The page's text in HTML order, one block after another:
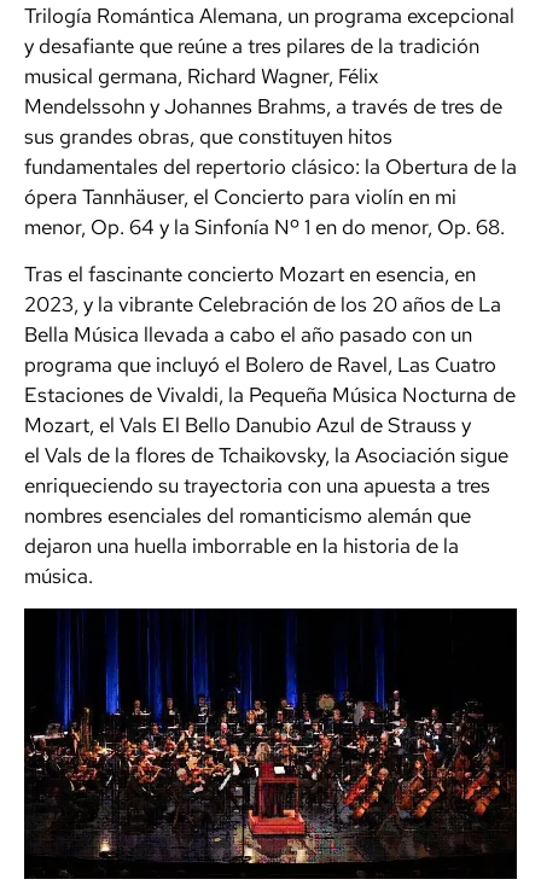
Trilogía Romántica Alemana, un programa excepcional
y desafiante que reúne a tres pilares de la tradición
musical germana, Richard Wagner, Félix
Mendelssohn y Johannes Brahms, a través de tres de
sus grandes obras, que constituyen hitos
fundamentales del repertorio clásico: la Obertura de la
ópera Tannhäuser, el Concierto para violín en mi
menor, Op. 64 y la Sinfonía Nº 1 en do menor, Op. 68.
Tras el fascinante concierto Mozart en esencia, en
2023, y la vibrante Celebración de los 20 años de La
Bella Música llevada a cabo el año pasado con un
programa que incluyó el Bolero de Ravel, Las Cuatro
Estaciones de Vivaldi, la Pequeña Música Nocturna de
Mozart, el Vals El Bello Danubio Azul de Strauss y
el Vals de la flores de Tchaikovsky, la Asociación sigue
enriqueciendo su trayectoria con una apuesta a tres
nombres esenciales del romanticismo alemán que
dejaron una huella imborrable en la historia de la
música.